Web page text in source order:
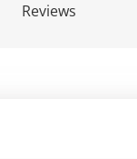
Reviews